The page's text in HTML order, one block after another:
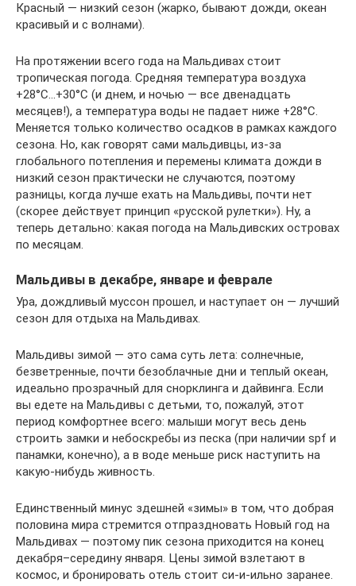
Красный — низкий сезон (жарко, бывают дожди, океан
красивый и с волнами).
На протяжении всего года на Мальдивах стоит
тропическая погода. Средняя температура воздуха
+28°C…+30°C (и днем, и ночью — все двенадцать
месяцев!), а температура воды не падает ниже +28°C.
Меняется только количество осадков в рамках каждого
сезона. Но, как говорят сами мальдивцы, из-за
глобального потепления и перемены климата дожди в
низкий сезон практически не случаются, поэтому
разницы, когда лучше ехать на Мальдивы, почти нет
(скорее действует принцип «русской рулетки»). Ну, а
теперь детально: какая погода на Мальдивских островах
по месяцам.
Мальдивы в декабре, январе и феврале
Ура, дождливый муссон прошел, и наступает он — лучший
сезон для отдыха на Мальдивах.
Мальдивы зимой — это сама суть лета: солнечные,
безветренные, почти безоблачные дни и теплый океан,
идеально прозрачный для снорклинга и дайвинга. Если
вы едете на Мальдивы с детьми, то, пожалуй, этот
период комфортнее всего: малыши могут весь день
строить замки и небоскребы из песка (при наличии spf и
панамки, конечно), а в воде меньше риск наступить на
какую-нибудь живность.
Единственный минус здешней «зимы» в том, что добрая
половина мира стремится отпраздновать Новый год на
Мальдивах — поэтому пик сезона приходится на конец
декабря–середину января. Цены зимой взлетают в
космос, и бронировать отель стоит си-и-ильно заранее.